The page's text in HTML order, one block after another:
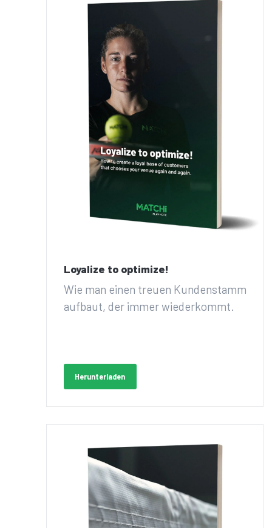
Loyalize to optimize!
Wie man einen treuen Kundenstamm
aufbaut, der immer wiederkommt.
Herunterladen